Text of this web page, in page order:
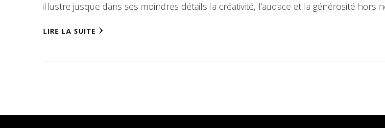
illustre jusque dans ses moindres détails la créativité, l’audace et la générosité hors
LIRE LA SUITE